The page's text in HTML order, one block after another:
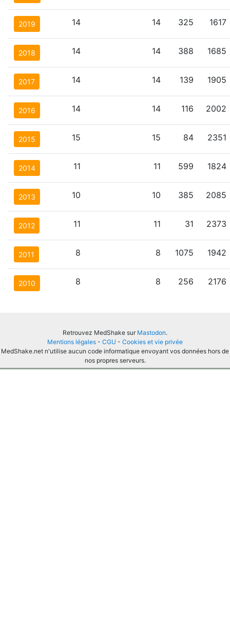
2019 14 14 325 1617
2018 14 14 388 1685
2017 14 14 139 1905
2016 14 14 116 2002
2015 15 15 84 2351
2014 11 11 599 1824
2013 10 10 385 2085
2012 11 11 31 2373
2011 8 8 1075 1942
2010 8 8 256 2176
Retrouvez MedShake sur Mastodon.
Mentions légales - CGU - Cookies et vie privée
MedShake.net n'utilise aucun code informatique envoyant vos données hors de
nos propres serveurs.